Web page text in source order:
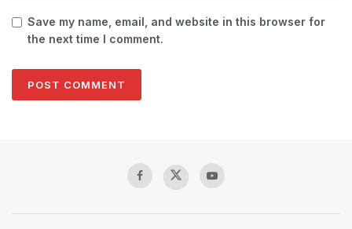
Save my name, email, and website in this browser for
the next time I comment.